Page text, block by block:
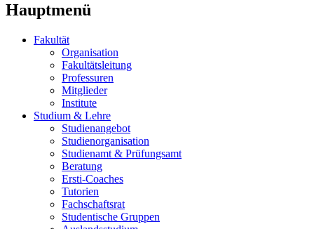
Hauptmenü
Fakultät
Organisation
Fakultätsleitung
Professuren
Mitglieder
Institute
Studium & Lehre
Studienangebot
Studienorganisation
Studienamt & Prüfungsamt
Beratung
Ersti-Coaches
Tutorien
Fachschaftsrat
Studentische Gruppen